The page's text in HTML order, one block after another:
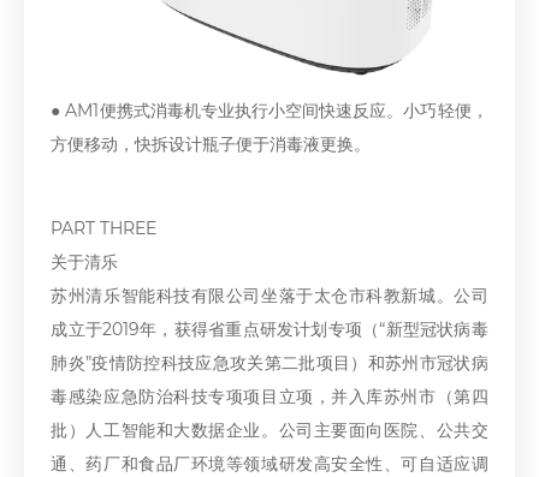
● AM1便携式消毒机专业执行小空间快速反应。小巧轻便，
方便移动，快拆设计瓶子便于消毒液更换。
PART THREE
关于清乐
苏州清乐智能科技有限公司坐落于太仓市科教新城。公司
成立于2019年，获得省重点研发计划专项（“新型冠状病毒
肺炎”疫情防控科技应急攻关第二批项目）和苏州市冠状病
毒感染应急防治科技专项项目立项，并入库苏州市（第四
批）人工智能和大数据企业。公司主要面向医院、公共交
通、药厂和食品厂环境等领域研发高安全性、可自适应调